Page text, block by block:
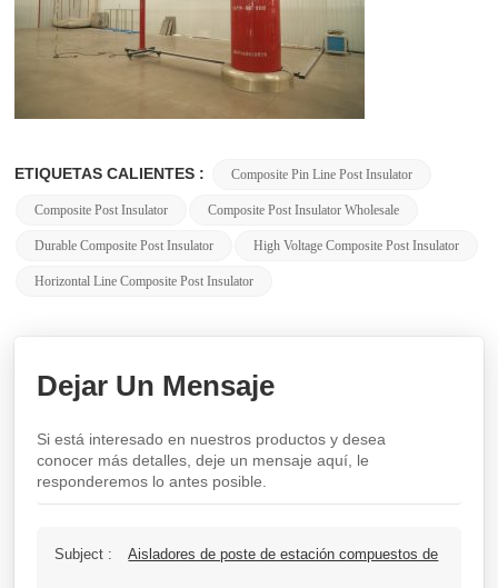
ETIQUETAS CALIENTES : Composite Pin Line Post Insulator
Composite Post Insulator Composite Post Insulator Wholesale
Durable Composite Post Insulator High Voltage Composite Post Insulator
Horizontal Line Composite Post Insulator
Dejar Un Mensaje
Si está interesado en nuestros productos y desea
conocer más detalles, deje un mensaje aquí, le
responderemos lo antes posible.
Subject : Aisladores de poste de estación compuestos de